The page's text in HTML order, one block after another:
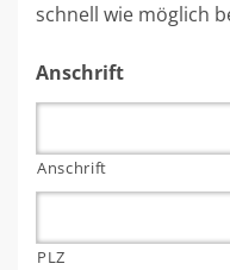
schnell wie möglich
Anschrift
Anschrift
PLZ